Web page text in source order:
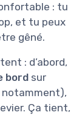
: tu
et tu peux
gêné.
: d’abord,
bord sur
notamment),
Ça tient,